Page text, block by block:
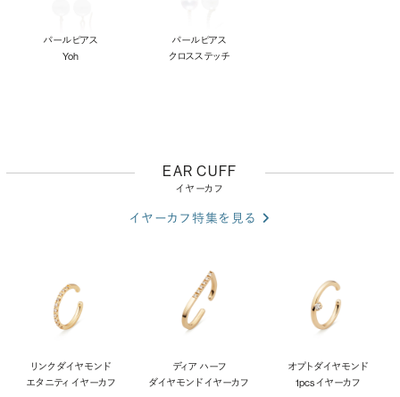
パールピアス
Yoh
パールピアス
クロスステッチ
EAR CUFF
イヤーカフ
イヤーカフ特集を見る
リンク ダイヤモンド
エタニティ イヤーカフ
ディア ハーフ
ダイヤモンド イヤーカフ
オプト ダイヤモンド
1pcs イヤーカフ